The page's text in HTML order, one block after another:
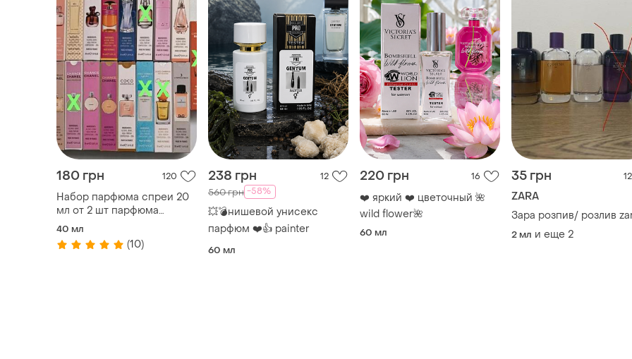
180 грн 120
Набор парфюма спреи 20
мл от 2 шт парфюма
женские, мужские,
унисекс. создавайте свой
набор, ароматы, духи
40 мл
(10)
238 грн 12
560 грн -58%
💥💣нишевой унисекс
парфюм ❤️👍 painter
60 мл
220 грн 16
❤️ яркий ❤️ цветочный 🌺
wild flower🌺
60 мл
35 грн 12
ZARA
Зара розпив/ розлив
2 мл и еще 2